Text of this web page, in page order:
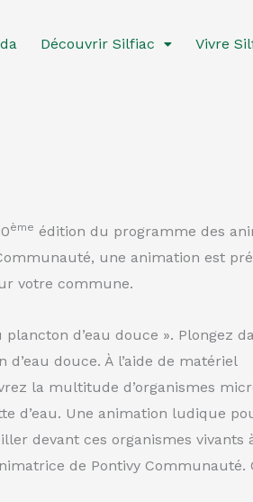
Découvrir Silfiac Vivre
ème édition du programme des
une animation est
votre commune.
d’eau douce ». Plongez
douce. À l’aide de matériel
la multitude d’organismes
d’eau. Une animation ludique
devant ces organismes vivants
de Pontivy Communauté.